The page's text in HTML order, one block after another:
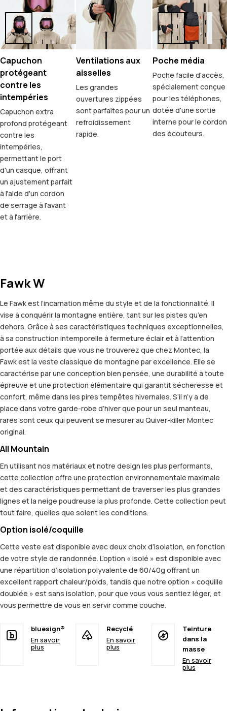
Capuchon
protégeant
contre les
intempéries
Capuchon extra
profond protégeant
contre les
intempéries,
permettant le port
d'un casque, offrant
un ajustement parfait
à l'aide d'un cordon
de serrage à l'avant
et à l'arrière.
Ventilations aux
aisselles
Les grandes
ouvertures zippées
sont parfaites pour un
refroidissement
rapide.
Poche média
Poche facile d'accès,
spécialement conçue
pour les téléphones,
dotée d'une sortie
interne pour le cordon
des écouteurs.
Fawk W
Le Fawk est l’incarnation même du style et de la fonctionnalité. Il
vise à conquérir la montagne entière, tant sur les pistes qu’en
dehors. Grâce à ses caractéristiques techniques exceptionnelles,
à sa construction intemporelle à fermeture éclair et à l’attention
portée aux détails que vous ne trouverez que chez Montec, la
Fawk est la veste classique de montagne par excellence. Elle se
caractérise par une conception bien pensée, une durabilité à toute
épreuve et une protection élémentaire qui garantit sécheresse et
confort, même dans les pires tempêtes hivernales. S’il n’y a de
place dans votre garde-robe d’hiver que pour un seul manteau,
rares sont ceux qui peuvent se mesurer au Quiver-killer Montec
original.
All Mountain
En utilisant nos matériaux et notre design les plus performants,
cette collection offre une protection environnementale maximale
et des caractéristiques permettant de traverser les plus grandes
lignes et la neige poudreuse la plus profonde. Cette collection peut
tout faire, quelles que soient les conditions.
Option isolé/coquille
Cette veste est disponible avec deux choix d’isolation, en fonction
de votre style de randonnée. L’option « isolé » est disponible avec
une répartition d’isolation polyvalente de 60/40g offrant un
excellent rapport chaleur/poids, tandis que notre option « coquille
doublée » est sans isolation, pour que vous vous sentiez léger, et
vous permettre de vous en servir comme couche.
bluesign®
En savoir
plus
Recyclé
En savoir
plus
Teinture
dans la
masse
En savoir
plus